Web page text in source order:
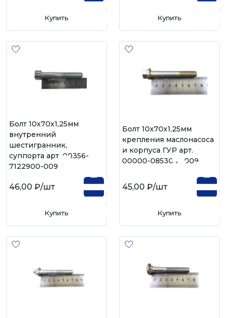
Купить Купить
Болт 10х70х1,25мм
внутренний
шестигранник,
суппорта арт. 00356-
7122900-009
46,00 ₽/шт
Купить
Болт 10х70х1,25мм
крепления маслонасоса
и корпуса ГУР арт.
00000-0853041-009
45,00 ₽/шт
Купить